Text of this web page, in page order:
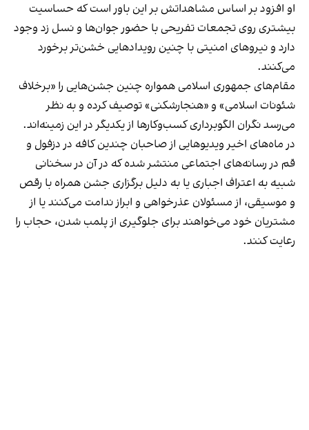
او افزود بر اساس مشاهداتش بر این باور است که حساسیت
بیشتری روی تجمعات تفریحی با حضور جوان‌ها و نسل زد وجود
دارد و نیروهای امنیتی با چنین رویدادهایی خشن‌تر برخورد
می‌کنند.
مقام‌های جمهوری اسلامی همواره چنین جشن‌هایی را «برخلاف
شئونات اسلامی» و «هنجارشکنی» توصیف کرده و به نظر
می‌رسد نگران الگوبرداری کسب‌وکارها از یکدیگر در این زمینه‌اند.
در ماه‌های اخیر ویدیوهایی از صاحبان چندین کافه در دزفول و
قم در رسانه‌های اجتماعی منتشر شده که در آن در سخنانی
شبیه به اعتراف اجباری یا به دلیل برگزاری جشن همراه با رقص
و موسیقی، از مسئولان عذرخواهی و ابراز ندامت می‌کنند یا از
مشتریان خود می‌خواهند برای جلوگیری از پلمب شدن، حجاب را
رعایت کنند.